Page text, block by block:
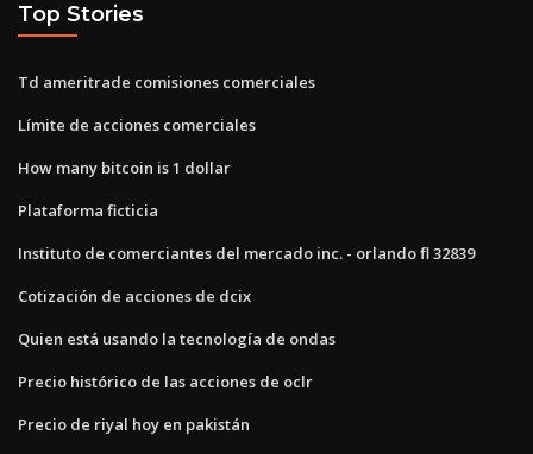
Top Stories
Td ameritrade comisiones comerciales
Límite de acciones comerciales
How many bitcoin is 1 dollar
Plataforma ficticia
Instituto de comerciantes del mercado inc. - orlando fl 32839
Cotización de acciones de dcix
Quien está usando la tecnología de ondas
Precio histórico de las acciones de oclr
Precio de riyal hoy en pakistán